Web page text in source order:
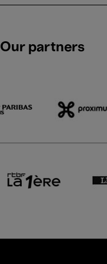
Our partners